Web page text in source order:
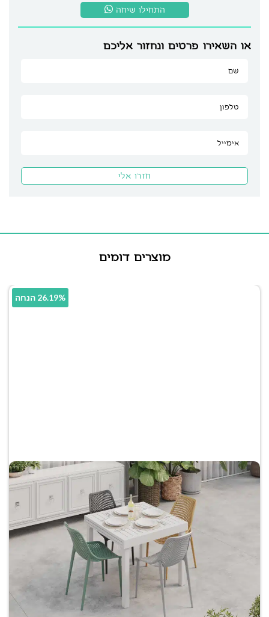
התחילו שיחה
או השאירו פרטים ונחזור אליכם
מוצרים דומים
26.19% הנחה